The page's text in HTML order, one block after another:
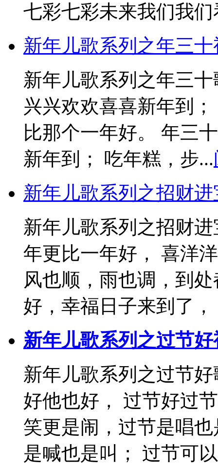
七彩七彩未来我们我们
新年儿歌系列之年三十
新年儿歌系列之年三
兴兴欢欢喜喜新年到
比那个一年好。 年三
新年到； 吃年糕，步...
新年儿歌系列之招财
新年儿歌系列之招财
年更比一年好， 喜洋
风也顺，雨也调，到
好，幸福日子来到了，
新年儿歌系列之过节好
新年儿歌系列之过节
好他也好， 过节好过
笑更是闹，过节是唱
是喊也是叫； 过节可